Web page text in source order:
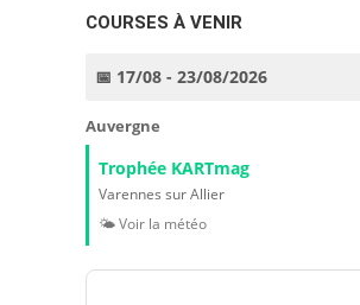
COURSES À VENIR
📅 17/08 - 23/08/2026
Auvergne
Trophée KARTmag
Varennes sur Allier
🌤️ Voir la météo